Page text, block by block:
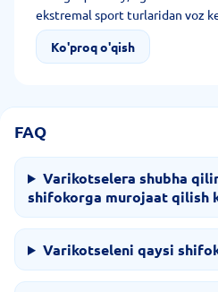
ekstremal sport turlaridan voz
paydo bo'lish xavfini kamaytirish
turmush tarzini yuritish,
qilish mumkin.
Ko'proq o'qish
FAQ
Varikotseleга shubha
shifokorga murojaat qilish
Varikotseleni qaysi